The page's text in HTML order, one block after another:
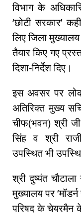
विभाग के
‘छोटी सरकार’
लिए जिला
तैयार किए गए
दिशा-निर्देश दिए।
इस अवसर पर
अतिरिक्त मुख्य
चीफ(भवन) श्री
सिंह व श्री
उपस्थित भी
श्री दुष्यंत
मुख्यालय पर
परिषद के चेयरमैन